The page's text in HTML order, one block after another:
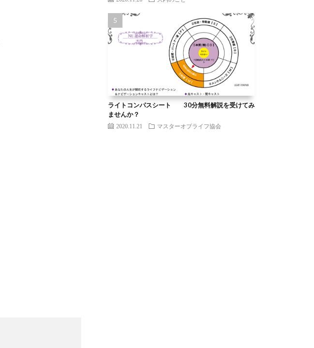
ライトコンパスシート 30分無料解説を受けてみ
ませんか？
2020.11.21 マスターオブライフ協会